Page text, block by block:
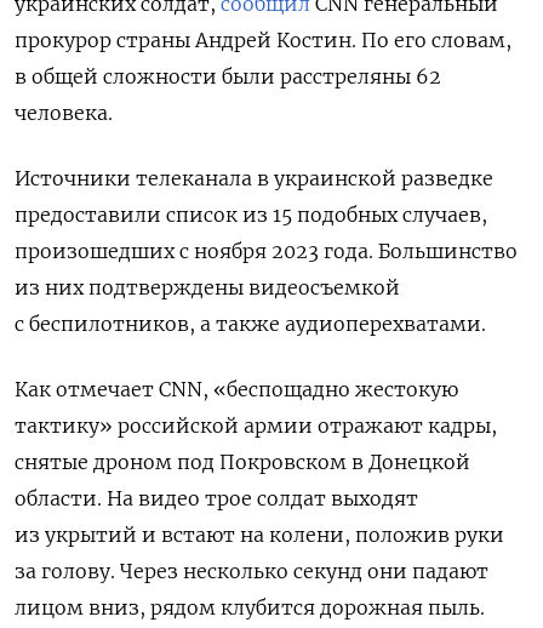
прокурор страны Андрей Костин. По его словам,
в общей сложности были расстреляны 62
человека.
Источники телеканала в украинской разведке
предоставили список из 15 подобных случаев,
произошедших с ноября 2023 года. Большинство
из них подтверждены видеосъемкой
с беспилотников, а также аудиоперехватами.
Как отмечает CNN, «беспощадно жестокую
тактику» российской армии отражают кадры,
снятые дроном под Покровском в Донецкой
области. На видео трое солдат выходят
из укрытий и встают на колени, положив руки
за голову. Через несколько секунд они падают
лицом вниз, рядом клубится дорожная пыль.